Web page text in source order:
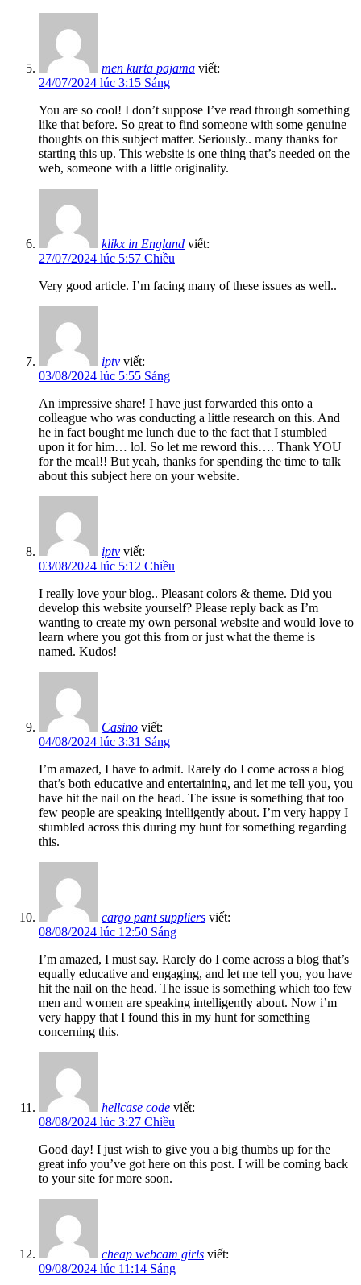
men kurta pajama viết:
24/07/2024 lúc 3:15 Sáng
You are so cool! I don’t suppose I’ve read through something
like that before. So great to find someone with some genuine
thoughts on this subject matter. Seriously.. many thanks for
starting this up. This website is one thing that’s needed on the
web, someone with a little originality.
klikx in England viết:
27/07/2024 lúc 5:57 Chiều
Very good article. I’m facing many of these issues as well..
iptv viết:
03/08/2024 lúc 5:55 Sáng
An impressive share! I have just forwarded this onto a
colleague who was conducting a little research on this. And
he in fact bought me lunch due to the fact that I stumbled
upon it for him… lol. So let me reword this…. Thank YOU
for the meal!! But yeah, thanks for spending the time to talk
about this subject here on your website.
iptv viết:
03/08/2024 lúc 5:12 Chiều
I really love your blog.. Pleasant colors & theme. Did you
develop this website yourself? Please reply back as I’m
wanting to create my own personal website and would love to
learn where you got this from or just what the theme is
named. Kudos!
Casino viết:
04/08/2024 lúc 3:31 Sáng
I’m amazed, I have to admit. Rarely do I come across a blog
that’s both educative and entertaining, and let me tell you, you
have hit the nail on the head. The issue is something that too
few people are speaking intelligently about. I’m very happy I
stumbled across this during my hunt for something regarding
this.
cargo pant suppliers viết:
08/08/2024 lúc 12:50 Sáng
I’m amazed, I must say. Rarely do I come across a blog that’s
equally educative and engaging, and let me tell you, you have
hit the nail on the head. The issue is something which too few
men and women are speaking intelligently about. Now i’m
very happy that I found this in my hunt for something
concerning this.
hellcase code viết:
08/08/2024 lúc 3:27 Chiều
Good day! I just wish to give you a big thumbs up for the
great info you’ve got here on this post. I will be coming back
to your site for more soon.
cheap webcam girls viết:
09/08/2024 lúc 11:14 Sáng